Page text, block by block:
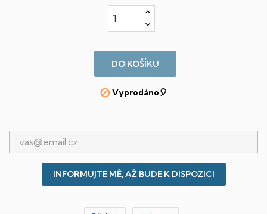
DO KOŠÍKU
Vyprodáno🎈
INFORMUJTE MĚ, AŽ BUDE K DISPOZICI